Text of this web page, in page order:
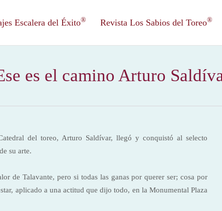
Escalera del Éxito® Revista Los Sabios del Toreo®
es el camino Arturo
del toreo, Arturo Saldívar, llegó y conquistó al selecto
su arte.
de Talavante, pero si todas las ganas por querer ser; cosa por
aplicado a una actitud que dijo todo, en la Monumental Plaza